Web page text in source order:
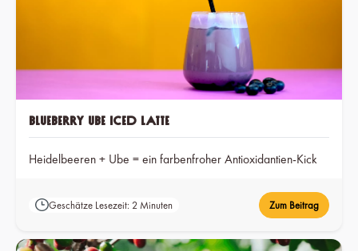
Blueberry Ube Iced Latte
Heidelbeeren + Ube = ein farbenfroher Antioxidantien-Kick
Geschätze Lesezeit: 2 Minuten Zum Beitrag